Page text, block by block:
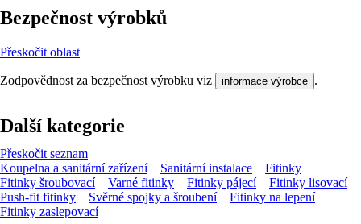
Bezpečnost výrobků
Přeskočit oblast
Zodpovědnost za bezpečnost výrobku viz informace výrobce .
Další kategorie
Přeskočit seznam
Koupelna a sanitární zařízení
Sanitární instalace
Fitinky
Fitinky šroubovací
Varné fitinky Fitinky pájecí
Fitinky lisovací
Push-fit fitinky
Svěrné spojky a šroubení
Fitinky na lepení
Fitinky zaslepovací